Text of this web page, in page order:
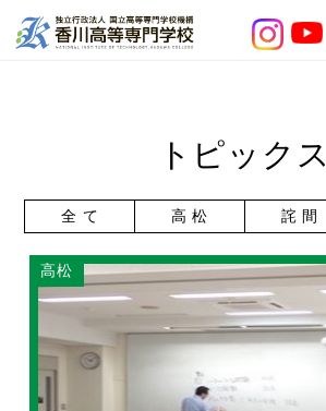
トピックス
全 て 高 松 詫 間
高松